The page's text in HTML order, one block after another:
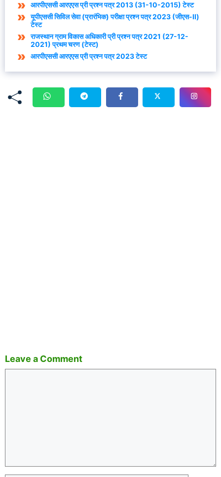
आरपीएससी आरएएस प्री प्रश्न पत्र 2013 (31-10-2015) टेस्ट
यूपीएससी सिविल सेवा (प्रारंभिक) परीक्षा प्रश्न पत्र 2023 (जीएस-II)
टेस्ट
राजस्थान ग्राम विकास अधिकारी प्री प्रश्न पत्र 2021 (27-12-
2021) प्रथम चरण (टेस्ट)
आरपीएससी आरएएस प्री प्रश्न पत्र 2023 टेस्ट
Leave a Comment